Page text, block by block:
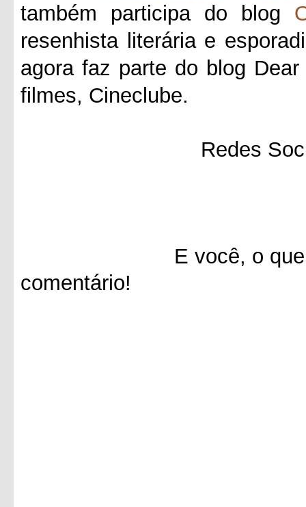
também participa do blog
resenhista literária e
agora faz parte do blog
filmes, Cineclube.
Redes
E você, o que achou
comentário!